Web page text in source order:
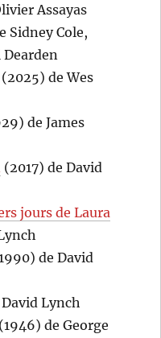
Assayas
Sidney Cole,
(2025) de Wes
de James
(2017) de David
jours de Laura
de David
Lynch
de George